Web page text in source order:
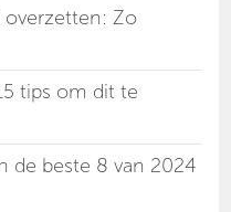
overzetten: Zo
tips om dit te
de beste 8 van 2024